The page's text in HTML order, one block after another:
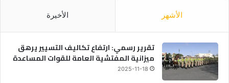
الأشهر الأخيرة
تقرير رسمي: ارتفاع تكاليف التسيير يرهق
ميزانية المفتشية العامة للقوات المساعدة
2025-11-18